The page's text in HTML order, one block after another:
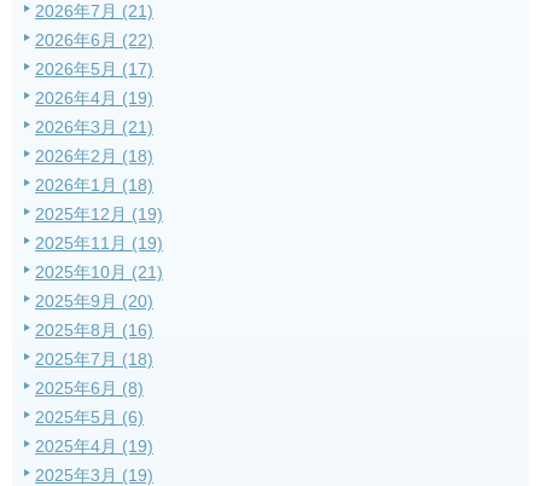
2026年7月 (21)
2026年6月 (22)
2026年5月 (17)
2026年4月 (19)
2026年3月 (21)
2026年2月 (18)
2026年1月 (18)
2025年12月 (19)
2025年11月 (19)
2025年10月 (21)
2025年9月 (20)
2025年8月 (16)
2025年7月 (18)
2025年6月 (8)
2025年5月 (6)
2025年4月 (19)
2025年3月 (19)